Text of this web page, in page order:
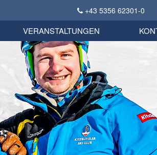
+43 5356 62301-0
KSC Sportgeschichte
Bekleidungsshop
VERANSTALTUNGEN